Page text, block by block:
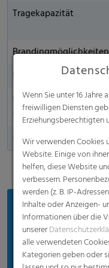
Tragekapazität
Brandingmöglichkeiten
Nachhaltigkeit
Umweltfreundliches
Material
Made in Germany
Vorteile
Leichte
Reiß- und
Einzelhandel
Wenn Sie unter 16
freiwilligen Diensten
Erziehungsberechtigten
Wir verwenden Cookies
Website. Einige von
helfen, diese Website
verbessern.
werden (z. B. IP-
Inhalte oder Anzeigen-
Informationen über die
unserer
alle verwendeten
Kategorien geben oder